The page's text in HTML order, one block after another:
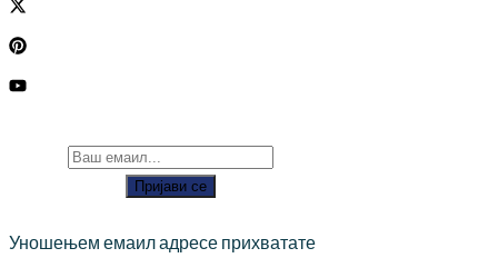
Пријави се
Уношењем емаил адресе прихватате